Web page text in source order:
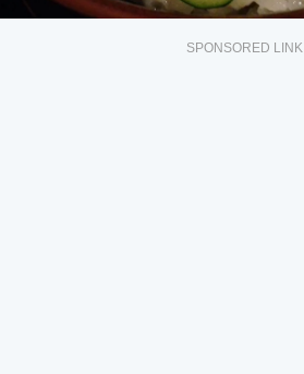
SPONSORED LINK